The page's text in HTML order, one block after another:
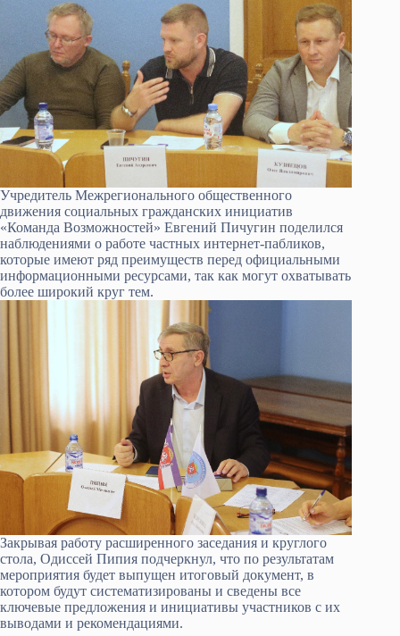
Учредитель Межрегионального общественного
движения социальных гражданских инициатив
«Команда Возможностей» Евгений Пичугин поделился
наблюдениями о работе частных интернет-пабликов,
которые имеют ряд преимуществ перед официальными
информационными ресурсами, так как могут охватывать
более широкий круг тем.
Закрывая работу расширенного заседания и круглого
стола, Одиссей Пипия подчеркнул, что по результатам
мероприятия будет выпущен итоговый документ, в
котором будут систематизированы и сведены все
ключевые предложения и инициативы участников с их
выводами и рекомендациями.